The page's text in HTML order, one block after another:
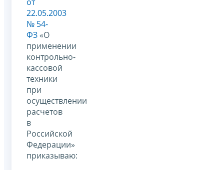
22.05.2003
№ 54-
ФЗ «О
применении
контрольно-
кассовой
техники
при
осуществлении
расчетов
в
Российской
Федерации»
приказываю: